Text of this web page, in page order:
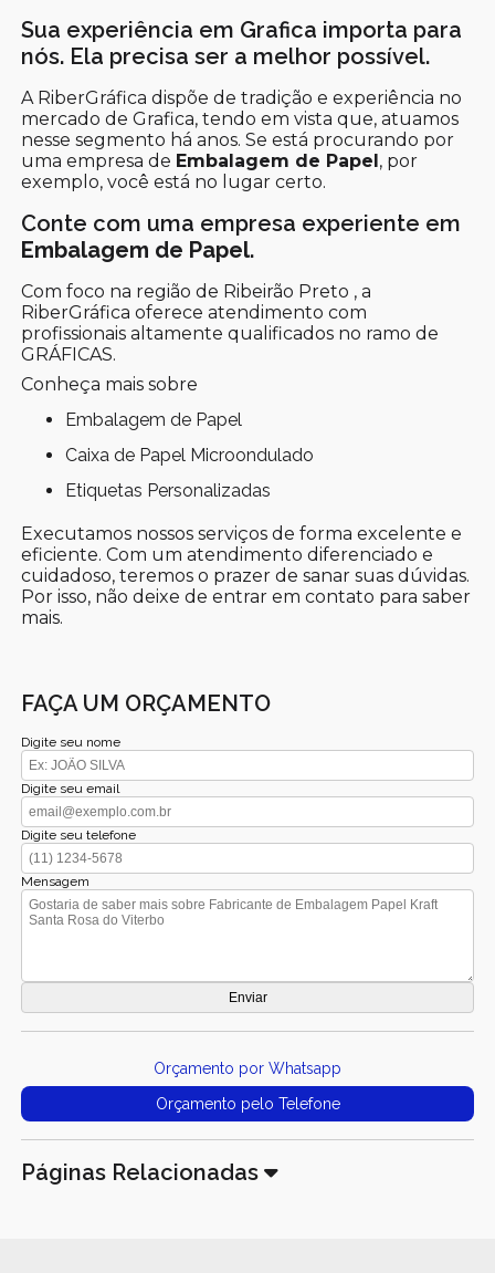
Sua experiência em Grafica importa para
nós. Ela precisa ser a melhor possível.
A RiberGráfica dispõe de tradição e experiência no
mercado de Grafica, tendo em vista que, atuamos
nesse segmento há anos. Se está procurando por
uma empresa de Embalagem de Papel, por
exemplo, você está no lugar certo.
Conte com uma empresa experiente em
Embalagem de Papel.
Com foco na região de Ribeirão Preto , a
RiberGráfica oferece atendimento com
profissionais altamente qualificados no ramo de
GRÁFICAS.
Conheça mais sobre
Embalagem de Papel
Caixa de Papel Microondulado
Etiquetas Personalizadas
Executamos nossos serviços de forma excelente e
eficiente. Com um atendimento diferenciado e
cuidadoso, teremos o prazer de sanar suas dúvidas.
Por isso, não deixe de entrar em contato para saber
mais.
FAÇA UM ORÇAMENTO
Digite seu nome
Digite seu email
Digite seu telefone
Mensagem
Orçamento por Whatsapp
Orçamento pelo Telefone
Páginas Relacionadas